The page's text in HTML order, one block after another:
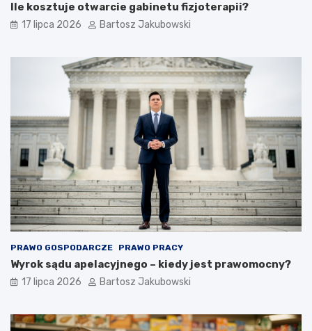
Ile kosztuje otwarcie gabinetu fizjoterapii?
17 lipca 2026 Bartosz Jakubowski
PRAWO GOSPODARCZE PRAWO PRACY
Wyrok sądu apelacyjnego – kiedy jest prawomocny?
17 lipca 2026 Bartosz Jakubowski